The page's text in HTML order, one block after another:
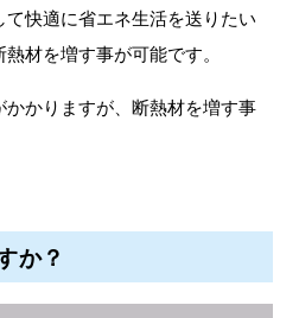
快適に省エネ生活を送りたい
材を増す事が可能です。
かりますが、断熱材を増す事
か？